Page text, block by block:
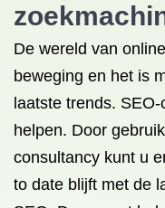
De wereld van
beweging en het is
laatste trends.
helpen. Door
consultancy kunt u
to date blijft met de